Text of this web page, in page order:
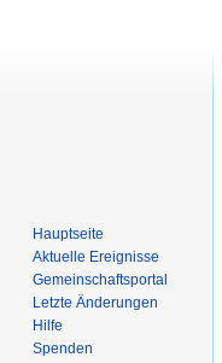
Hauptseite
Aktuelle Ereignisse
Gemeinschafts­portal
Letzte Änderungen
Hilfe
Spenden